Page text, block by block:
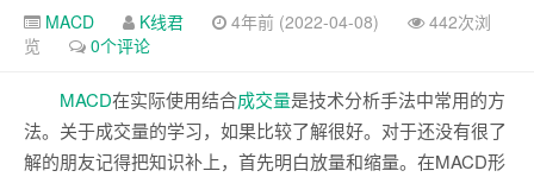
MACD K线君 4年前 (2022-04-08)
442次浏
览
0个评论
MACD在实际使用结合成交量是技术分析手法中常用的方
法。关于成交量的学习，如果比较了解很好。对于还没有很了
解的朋友记得把知识补上，首先明白放量和缩量。在MACD形